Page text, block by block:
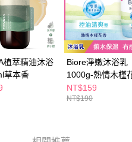
」後，將跳轉至「AFTEE先享後付」
即可完成結帳。
知簡訊。
簡訊中的連結，可透過四大超商／
方視為交易完成。
費，但若您需要取消訂單，請聯絡
單仍視為有效，需透過AFTEE先享
support/home
運費
費
植萃精油沐浴
草本香
Biore淨嫩沐浴乳
1000g-熱情木槿
NT$159
NT$190